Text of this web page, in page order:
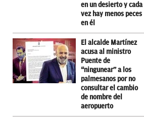
en un desierto y cada
vez hay menos peces
en él
El alcalde Martínez
acusa al ministro
Puente de
“ningunear” a los
palmesanos por no
consultar el cambio
de nombre del
aeropuerto